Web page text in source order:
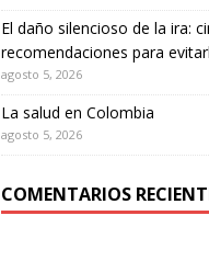
El daño silencioso de la ira:
recomendaciones para
agosto 5, 2026
La salud en Colombia
agosto 5, 2026
COMENTARIOS